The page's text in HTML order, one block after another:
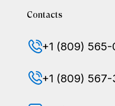
Contacts
+1 (809)
+1 (809)